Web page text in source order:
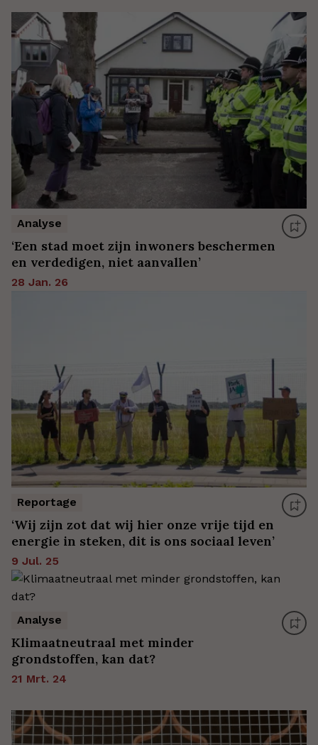
Analyse
‘Een stad moet zijn inwoners beschermen
en verdedigen, niet aanvallen’
28 Jan. 26
Reportage
‘Wij zijn zot dat wij hier onze vrije tijd en
energie in steken, dit is ons sociaal leven’
9 Jul. 25
Analyse
Klimaatneutraal met minder
grondstoffen, kan dat?
21 Mrt. 24